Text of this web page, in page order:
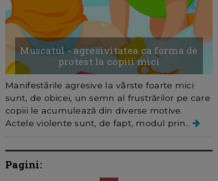
Muscatul - agresivitatea ca forma de
protest la copiii mici
Manifestările agresive la vârste foarte mici
sunt, de obicei, un semn al frustrărilor pe care
copiii le acumulează din diverse motive.
Actele violente sunt, de fapt, modul prin...
Pagini: